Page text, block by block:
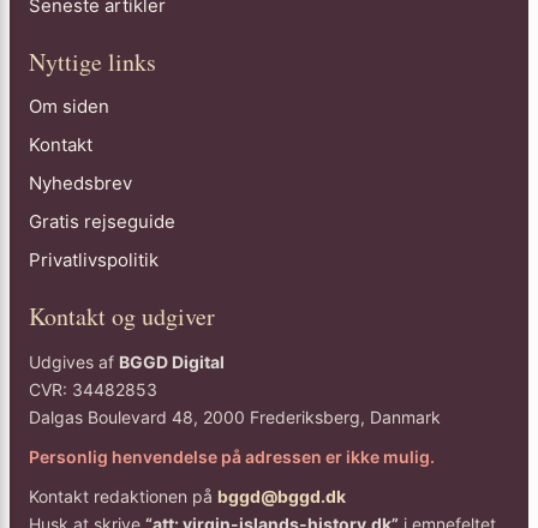
Seneste artikler
Nyttige links
Om siden
Kontakt
Nyhedsbrev
Gratis rejseguide
Privatlivspolitik
Kontakt og udgiver
Udgives af BGGD Digital
CVR: 34482853
Dalgas Boulevard 48, 2000 Frederiksberg, Danmark
Personlig henvendelse på adressen er ikke mulig.
Kontakt redaktionen på bggd@bggd.dk
Husk at skrive “att: virgin-islands-history.dk” i emnefeltet.